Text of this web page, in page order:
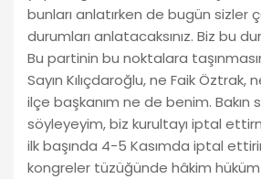
bunları anlatırken de bugün sizler
durumları anlatacaksınız. Biz bu
Bu partinin bu noktalara
Sayın Kılıçdaroğlu, ne Faik Öztrak,
ilçe başkanım ne de benim. Bakın
söyleyeyim, biz kurultayı iptal
ilk başında 4-5 Kasımda iptal
kongreler tüzüğünde hâkim